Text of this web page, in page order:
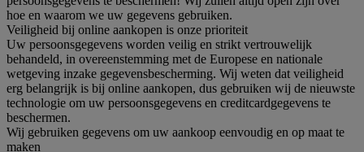
hoe en waarom we uw gegevens gebruiken.
Veiligheid bij online aankopen is onze prioriteit
Uw persoonsgegevens worden veilig en strikt vertrouwelijk
behandeld, in overeenstemming met de Europese en nationale
wetgeving inzake gegevensbescherming. Wij weten dat veiligheid
erg belangrijk is bij online aankopen, dus gebruiken wij de nieuwste
technologie om uw persoonsgegevens en creditcardgegevens te
beschermen.
Wij gebruiken gegevens om uw aankoop eenvoudig en op maat te
maken